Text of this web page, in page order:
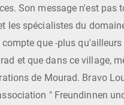
Son message n'est
les spécialistes du
que -plus
et que dans ce village,
de Mourad. Bravo
" Freundinnen